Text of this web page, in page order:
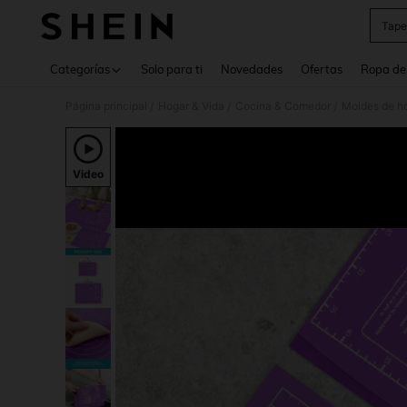
Categorías Solo para ti Novedades Ofertas Ropa
Video